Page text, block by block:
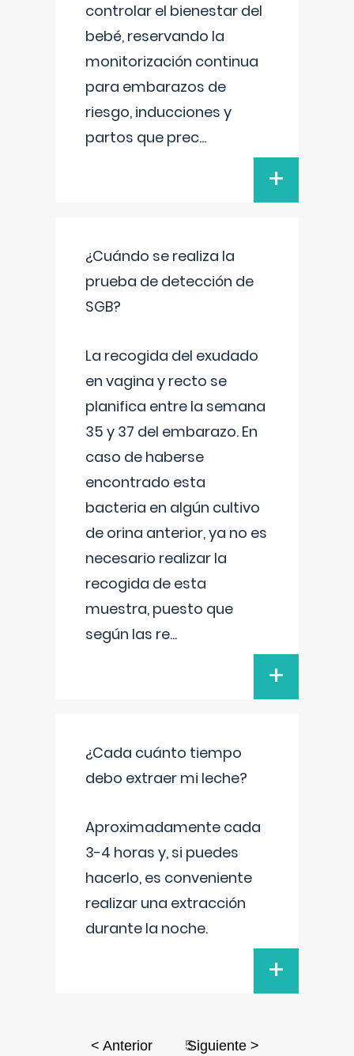
controlar el bienestar del
bebé, reservando la
monitorización continua
para embarazos de
riesgo, inducciones y
partos que prec...
+
¿Cuándo se realiza la
prueba de detección de
SGB?
La recogida del exudado
en vagina y recto se
planifica entre la semana
35 y 37 del embarazo. En
caso de haberse
encontrado esta
bacteria en algún cultivo
de orina anterior, ya no es
necesario realizar la
recogida de esta
muestra, puesto que
según las re...
+
¿Cada cuánto tiempo
debo extraer mi leche?
Aproximadamente cada
3-4 horas y, si puedes
hacerlo, es conveniente
realizar una extracción
durante la noche.
+
< Anterior 5
Siguiente >